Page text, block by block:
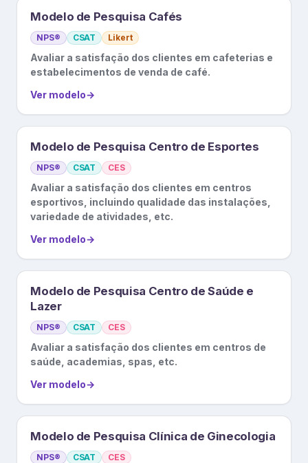
Modelo de Pesquisa Cafés
NPS® CSAT Likert
Avaliar a satisfação dos clientes em cafeterias e
estabelecimentos de venda de café.
Ver modelo→
Modelo de Pesquisa Centro de Esportes
NPS® CSAT CES
Avaliar a satisfação dos clientes em centros
esportivos, incluindo qualidade das instalações,
variedade de atividades, etc.
Ver modelo→
Modelo de Pesquisa Centro de Saúde e
Lazer
NPS® CSAT CES
Avaliar a satisfação dos clientes em centros de
saúde, academias, spas, etc.
Ver modelo→
Modelo de Pesquisa Clínica de Ginecologia
NPS® CSAT CES